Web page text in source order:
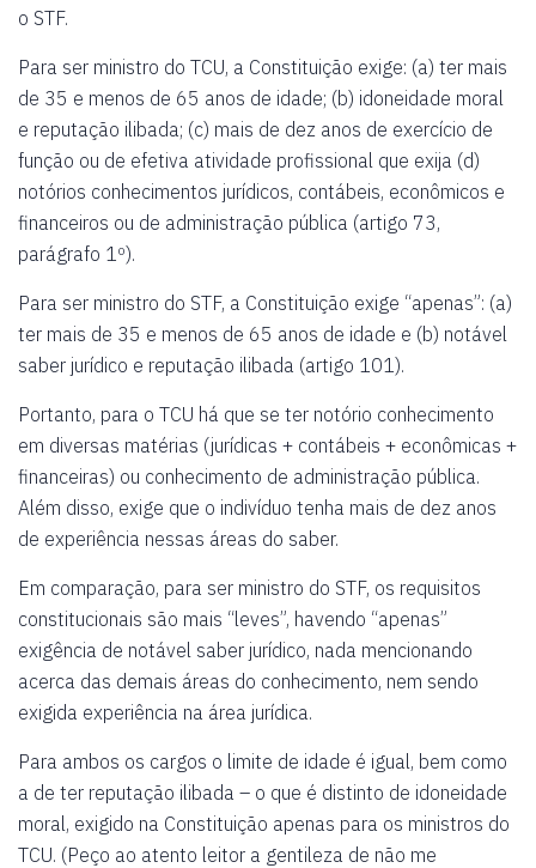
o STF.
Para ser ministro do TCU, a Constituição exige: (a) ter mais
de 35 e menos de 65 anos de idade; (b) idoneidade moral
e reputação ilibada; (c) mais de dez anos de exercício de
função ou de efetiva atividade profissional que exija (d)
notórios conhecimentos jurídicos, contábeis, econômicos e
financeiros ou de administração pública (artigo 73,
parágrafo 1º).
Para ser ministro do STF, a Constituição exige “apenas”: (a)
ter mais de 35 e menos de 65 anos de idade e (b) notável
saber jurídico e reputação ilibada (artigo 101).
Portanto, para o TCU há que se ter notório conhecimento
em diversas matérias (jurídicas + contábeis + econômicas +
financeiras) ou conhecimento de administração pública.
Além disso, exige que o indivíduo tenha mais de dez anos
de experiência nessas áreas do saber.
Em comparação, para ser ministro do STF, os requisitos
constitucionais são mais “leves”, havendo “apenas”
exigência de notável saber jurídico, nada mencionando
acerca das demais áreas do conhecimento, nem sendo
exigida experiência na área jurídica.
Para ambos os cargos o limite de idade é igual, bem como
a de ter reputação ilibada – o que é distinto de idoneidade
moral, exigido na Constituição apenas para os ministros do
TCU. (Peço ao atento leitor a gentileza de não me